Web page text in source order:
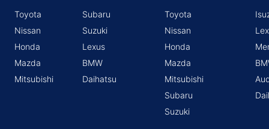
Toyota
Nissan
Honda
Mazda
Mitsubishi
Subaru
Suzuki
Lexus
BMW
Daihatsu
Toyota
Nissan
Honda
Mazda
Mitsubishi
Subaru
Suzuki